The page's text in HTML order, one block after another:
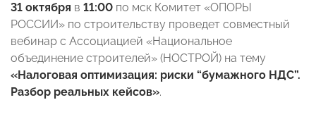
31 октября в 11:00 по мск Комитет «ОПОРЫ
РОССИИ» по строительству проведет совместный
вебинар с Ассоциацией «Национальное
объединение строителей» (НОСТРОЙ) на тему
«Налоговая оптимизация: риски “бумажного НДС”.
Разбор реальных кейсов».